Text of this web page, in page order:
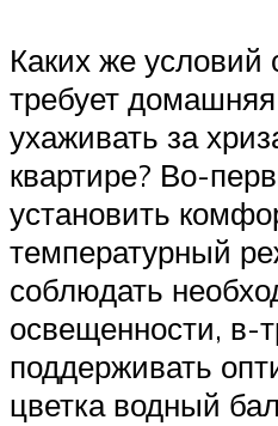
Каких же условий
требует
ухаживать за
квартире? Во-
установить
температурный
соблюдать
освещенности, в-
поддерживать
цветка водный